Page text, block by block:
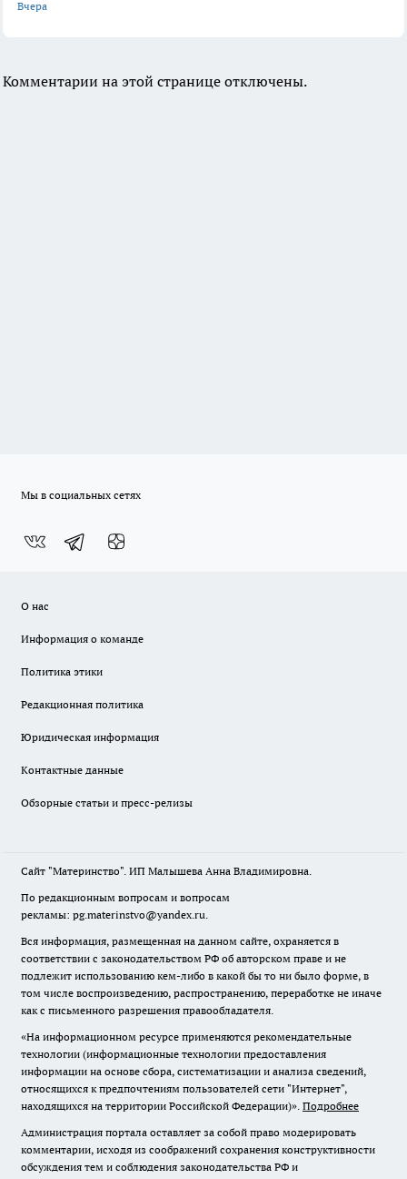
Вчера
Комментарии на этой странице отключены.
Мы в социальных сетях
О нас
Информация о команде
Политика этики
Редакционная политика
Юридическая информация
Контактные данные
Обзорные статьи и пресс-релизы
Сайт "Материнство". ИП Малышева Анна Владимировна.
По редакционным вопросам и вопросам
рекламы: pg.materinstvo@yandex.ru.
Вся информация, размещенная на данном сайте, охраняется в
соответствии с законодательством РФ об авторском праве и не
подлежит использованию кем-либо в какой бы то ни было форме, в
том числе воспроизведению, распространению, переработке не иначе
как с письменного разрешения правообладателя.
«На информационном ресурсе применяются рекомендательные
технологии (информационные технологии предоставления
информации на основе сбора, систематизации и анализа сведений,
относящихся к предпочтениям пользователей сети "Интернет",
находящихся на территории Российской Федерации)». Подробнее
Администрация портала оставляет за собой право модерировать
комментарии, исходя из соображений сохранения конструктивности
обсуждения тем и соблюдения законодательства РФ и